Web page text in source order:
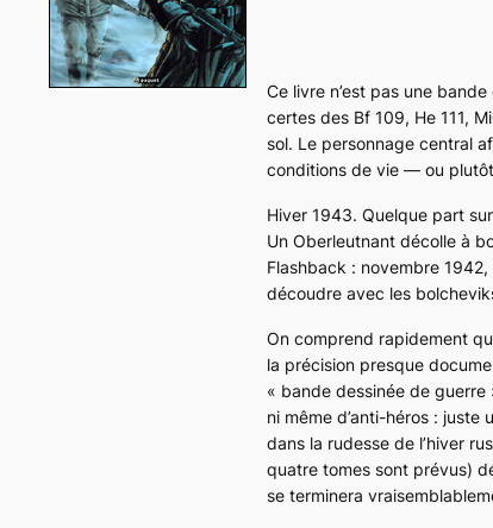
Ce livre n’est pas une
certes des Bf 109, He 111,
sol. Le personnage central
conditions de vie — ou plutôt
Hiver 1943. Quelque part
Un Oberleutnant décolle à
Flashback : novembre 1942,
découdre avec les
On comprend rapidement
la précision presque
« bande dessinée de guerre
ni même d’anti-héros :
dans la rudesse de l’hiver
quatre tomes sont prévus)
se terminera